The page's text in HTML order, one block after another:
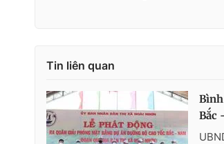
Tin liên quan
Bắc